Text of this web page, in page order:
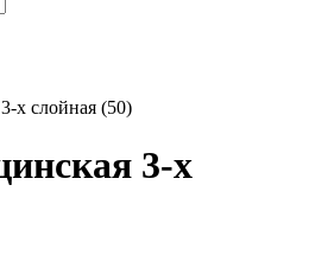
х слойная (50)
3-х